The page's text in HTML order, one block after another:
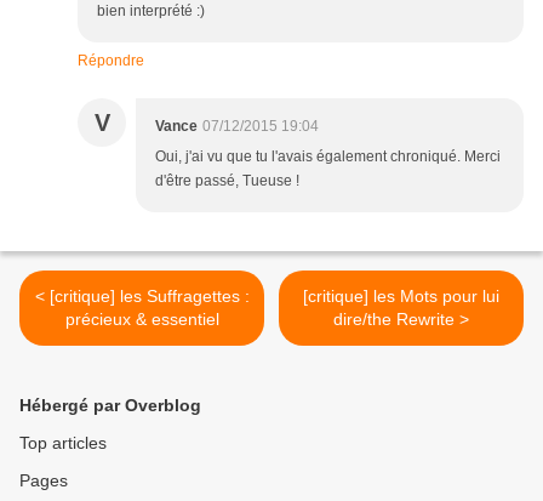
bien interprété :)
Répondre
V Vance 07/12/2015 19:04
Oui, j'ai vu que tu l'avais également chroniqué. Merci
d'être passé, Tueuse !
< [critique] les Suffragettes :
précieux & essentiel
[critique] les Mots pour lui
dire/the Rewrite >
Hébergé par Overblog
Top articles
Pages